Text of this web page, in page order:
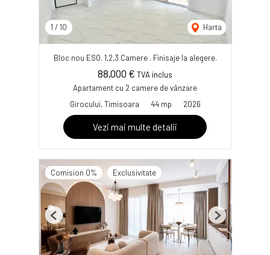
1 / 10 Harta
Bloc nou ESO. 1,2,3 Camere . Finisaje la alegere.
88,000 € TVA inclus
Apartament cu 2 camere de vânzare
Girocului, Timisoara
44 mp 2026
Vezi mai multe detalii
Comision 0% Exclusivitate
Previous Next